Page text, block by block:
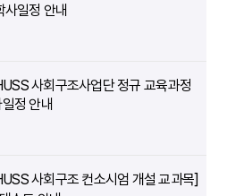
사일정 안내
사회구조사업단 정규 교육과정
정 안내
사회구조 컨소시엄 개설 교과목]